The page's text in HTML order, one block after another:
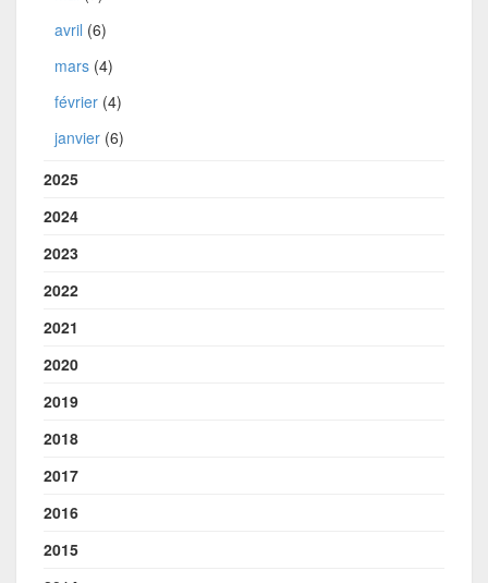
avril (6)
mars (4)
février (4)
janvier (6)
2025
2024
2023
2022
2021
2020
2019
2018
2017
2016
2015